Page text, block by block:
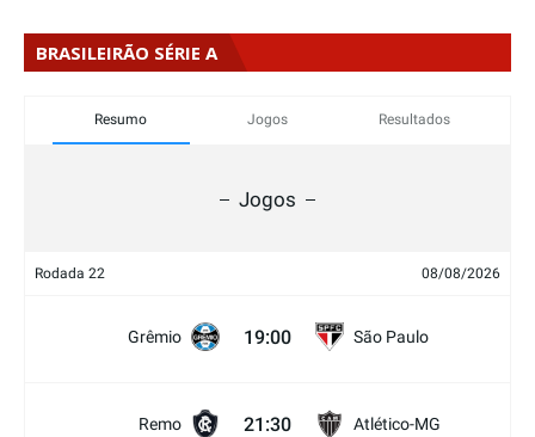
BRASILEIRÃO SÉRIE A
Resumo Jogos Resultados
Jogos
Rodada 22 08/08/2026
Grêmio 19:00 São Paulo
Remo 21:30 Atlético-MG